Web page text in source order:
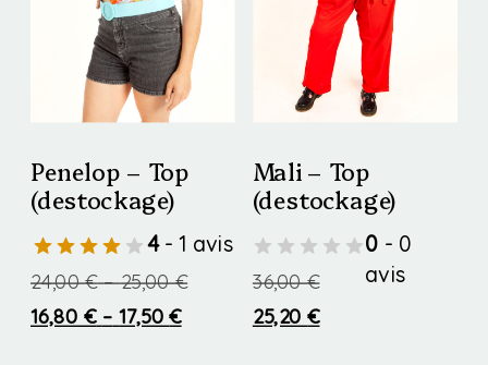
Penelop – Top
(destockage)
4- 1 avis
24,00€ – 25,00€Price
16,80€ – 17,50€Price
Mali – Top
(destockage)
0 - 0
avis
36,00€
25,20€